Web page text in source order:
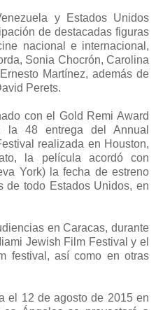
y Estados Unidos
de destacadas figuras
nacional e internacional,
Sonia Chocrón, Carolina
Martínez, además de
Perets.
con el Gold Remi Award
la 48 entrega del Annual
realizada en Houston,
la película acordó con
York) la fecha de estreno
de todo Estados Unidos, en
en Caracas, durante
Jewish Film Festival y el
festival, así como en otras
el 12 de agosto de 2015 en